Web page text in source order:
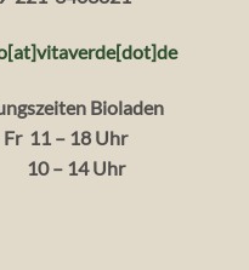
[dot]de
Bioladen
Fr 11 – 18 Uhr
– 14 Uhr